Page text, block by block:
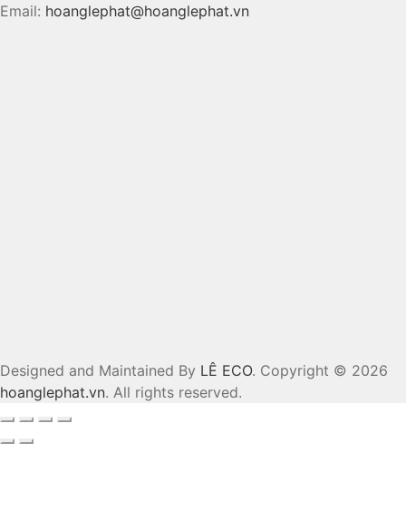
Email: hoanglephat@hoanglephat.vn
Designed and Maintained By LÊ ECO. Copyright © 2026
hoanglephat.vn. All rights reserved.